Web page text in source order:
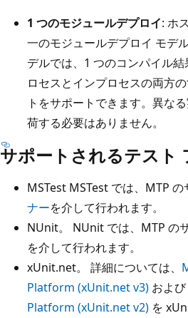
1 つのモジュールデプロイ: ホ
一のモジュールデプロイ モデ
デルでは、1 つのコンパイル
ロセスとインプロセスの両方
トをサポートできます。異な
荷する必要はありません。
サポートされるテスト
MSTest MSTest では、MTP の
ナーを介して行われます。
NUnit。 NUnit では、MTP の
を介して行われます。
xUnit.net。 詳細については、
Platform (xUnit.net v3) および
Platform (xUnit.net v2) を